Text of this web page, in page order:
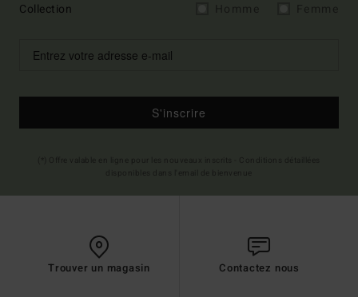
Collection
S'inscrire
Trouver un magasin Contactez nous